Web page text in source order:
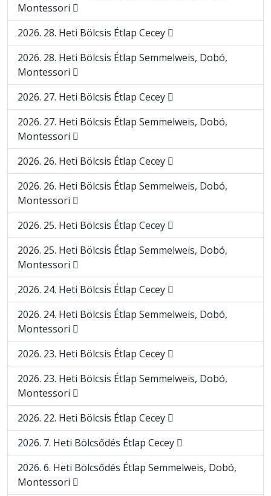
Montessori
2026. 28. Heti Bölcsis Étlap Cecey
2026. 28. Heti Bölcsis Étlap Semmelweis, Dobó,
Montessori
2026. 27. Heti Bölcsis Étlap Cecey
2026. 27. Heti Bölcsis Étlap Semmelweis, Dobó,
Montessori
2026. 26. Heti Bölcsis Étlap Cecey
2026. 26. Heti Bölcsis Étlap Semmelweis, Dobó,
Montessori
2026. 25. Heti Bölcsis Étlap Cecey
2026. 25. Heti Bölcsis Étlap Semmelweis, Dobó,
Montessori
2026. 24. Heti Bölcsis Étlap Cecey
2026. 24. Heti Bölcsis Étlap Semmelweis, Dobó,
Montessori
2026. 23. Heti Bölcsis Étlap Cecey
2026. 23. Heti Bölcsis Étlap Semmelweis, Dobó,
Montessori
2026. 22. Heti Bölcsis Étlap Cecey
2026. 7. Heti Bölcsődés Étlap Cecey
2026. 6. Heti Bölcsődés Étlap Semmelweis, Dobó,
Montessori